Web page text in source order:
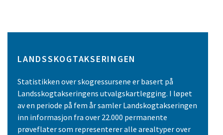
LANDSSKOGTAKSERINGEN
Statistikken over skogressursene er basert på
Landsskogtakseringens utvalgskartlegging. I løpet
av en periode på fem år samler Landskogtakseringen
inn informasjon fra over 22.000 permanente
prøveflater som representerer alle arealtyper over